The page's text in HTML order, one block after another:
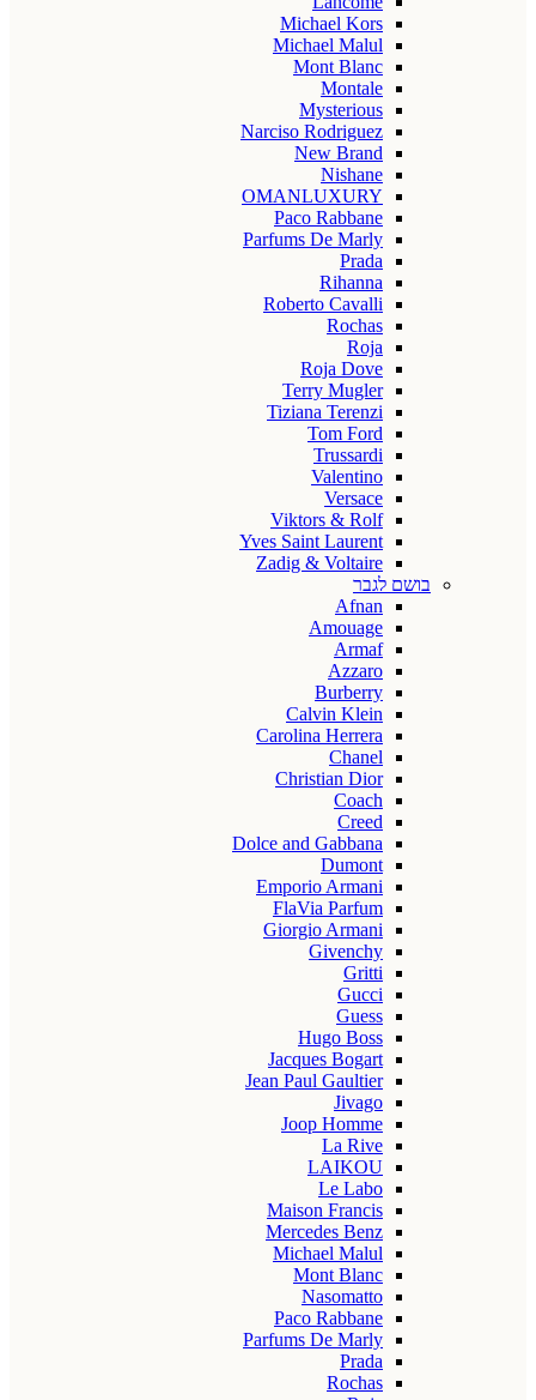
Michael Kors
Michael Malul
Mont Blanc
Montale
Mysterious
Narciso Rodriguez
New Brand
Nishane
OMANLUXURY
Paco Rabbane
Parfums De Marly
Prada
Rihanna
Roberto Cavalli
Rochas
Roja
Roja Dove
Terry Mugler
Tiziana Terenzi
Tom Ford
Trussardi
Valentino
Versace
Viktors & Rolf
Yves Saint Laurent
Zadig & Voltaire
בושם לגבר
Afnan
Amouage
Armaf
Azzaro
Burberry
Calvin Klein
Carolina Herrera
Chanel
Christian Dior
Coach
Creed
Dolce and Gabbana
Dumont
Emporio Armani
FlaVia Parfum
Giorgio Armani
Givenchy
Gritti
Gucci
Guess
Hugo Boss
Jacques Bogart
Jean Paul Gaultier
Jivago
Joop Homme
La Rive
LAIKOU
Le Labo
Maison Francis
Mercedes Benz
Michael Malul
Mont Blanc
Nasomatto
Paco Rabbane
Parfums De Marly
Prada
Rochas